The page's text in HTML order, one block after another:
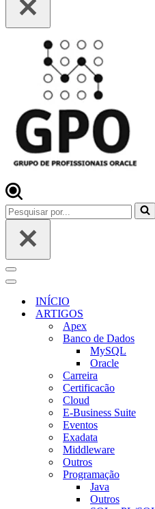
Pesquisar
por...
Menu
de
navegação
Menu
navegaçãoINÍCIO
ARTIGOS
Apex
Banco de Dados
MySQL
Oracle
Carreira
Certificacão
Cloud
E-Business Suite
Eventos
Exadata
Middleware
Outros
Programação
Java
Outros